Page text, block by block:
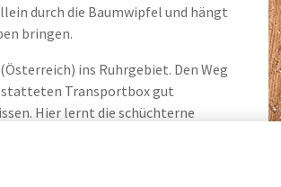
durch die Baumwipfel und hängt
bringen.
ins Ruhrgebiet. Den Weg
Transportbox gut
Hier lernt die schüchterne
Faultiermanier eben. „Meist
zum Fressen an die
stehen bei Obi hoch im